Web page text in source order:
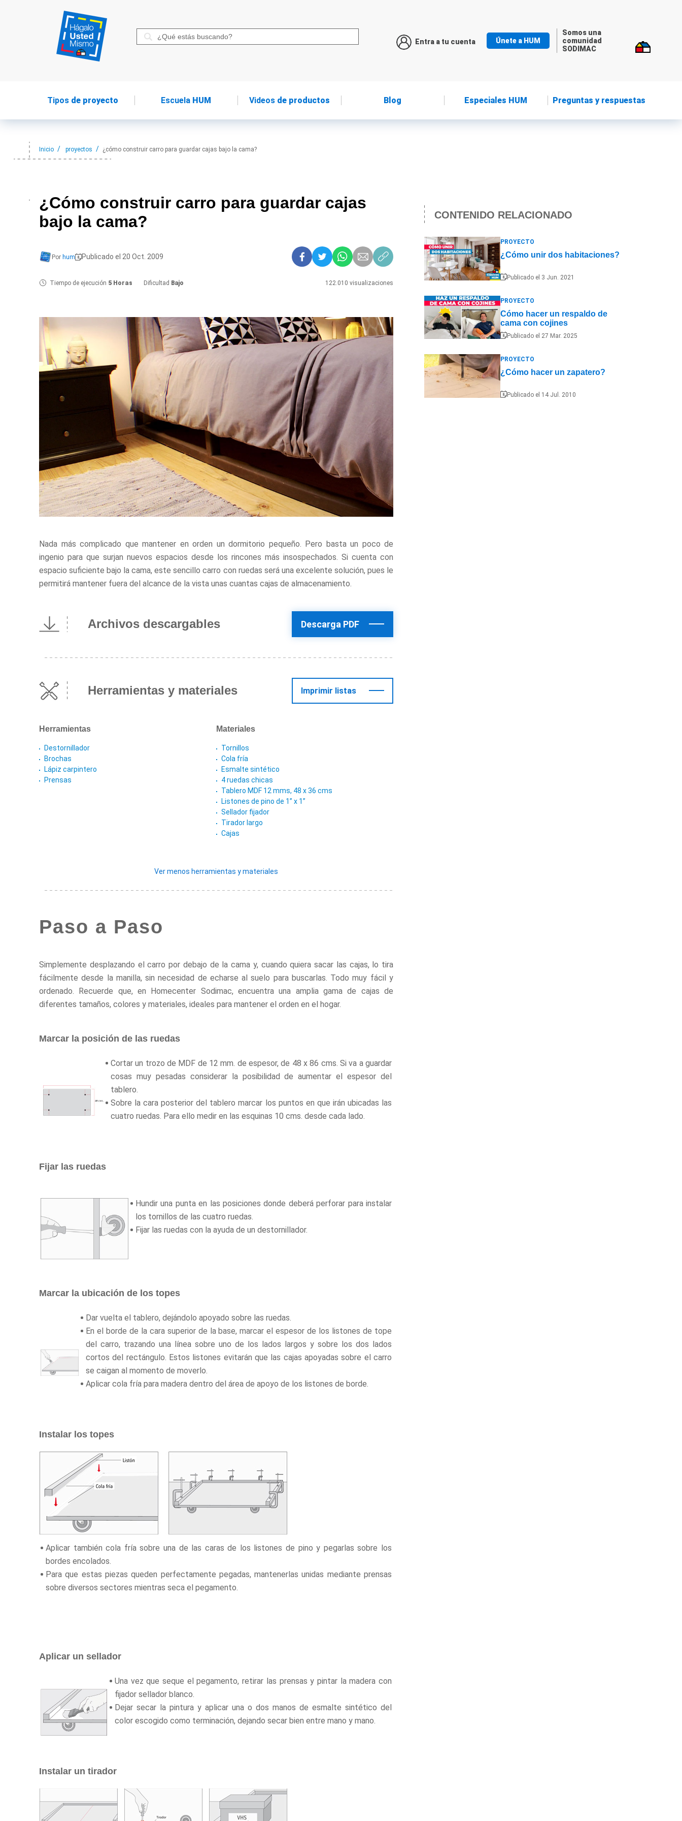
Entra a tu cuenta Únete a HUM
Somos una
comunidad
SODIMAC
Tipos de proyecto Escuela HUM Videosde productos Blog Especiales HUM Preguntas y respuestas
Inicio proyectos ¿cómo construir carro para guardar cajas bajo la cama?
¿Cómo construir carro para guardar cajas
bajo la cama?
Por hum Publicado el 20 Oct. 2009
Tiempo de ejecución 5 Horas Dificultad Bajo 122.010 visualizaciones
Nada más complicado que mantener en orden un dormitorio pequeño. Pero basta un poco de
ingenio para que surjan nuevos espacios desde los rincones más insospechados. Si cuenta con
espacio suficiente bajo la cama, este sencillo carro con ruedas será una excelente solución, pues le
permitirá mantener fuera del alcance de la vista unas cuantas cajas de almacenamiento.
Archivos descargables Descarga PDF
Herramientas y materiales Imprimir listas
Herramientas
Destornillador
Brochas
Lápiz carpintero
Prensas
Materiales
Tornillos
Cola fría
Esmalte sintético
4 ruedas chicas
Tablero MDF 12 mms, 48 x 36 cms
Listones de pino de 1” x 1”
Sellador fijador
Tirador largo
Cajas
Ver menos herramientas y materiales
Paso a Paso
Simplemente desplazando el carro por debajo de la cama y, cuando quiera sacar las cajas, lo tira
fácilmente desde la manilla, sin necesidad de echarse al suelo para buscarlas. Todo muy fácil y
ordenado. Recuerde que, en Homecenter Sodimac, encuentra una amplia gama de cajas de
diferentes tamaños, colores y materiales, ideales para mantener el orden en el hogar.
Marcar la posición de las ruedas
Cortar un trozo de MDF de 12 mm. de espesor, de 48 x 86 cms. Si va a guardar
cosas muy pesadas considerar la posibilidad de aumentar el espesor del
tablero.
Sobre la cara posterior del tablero marcar los puntos en que irán ubicadas las
cuatro ruedas. Para ello medir en las esquinas 10 cms. desde cada lado.
Fijar las ruedas
Hundir una punta en las posiciones donde deberá perforar para instalar
los tornillos de las cuatro ruedas.
Fijar las ruedas con la ayuda de un destornillador.
Marcar la ubicación de los topes
Dar vuelta el tablero, dejándolo apoyado sobre las ruedas.
En el borde de la cara superior de la base, marcar el espesor de los listones de tope
del carro, trazando una línea sobre uno de los lados largos y sobre los dos lados
cortos del rectángulo. Estos listones evitarán que las cajas apoyadas sobre el carro
se caigan al momento de moverlo.
Aplicar cola fría para madera dentro del área de apoyo de los listones de borde.
Instalar los topes
Aplicar también cola fría sobre una de las caras de los listones de pino y pegarlas sobre los
bordes encolados.
Para que estas piezas queden perfectamente pegadas, mantenerlas unidas mediante prensas
sobre diversos sectores mientras seca el pegamento.
Aplicar un sellador
Una vez que seque el pegamento, retirar las prensas y pintar la madera con
fijador sellador blanco.
Dejar secar la pintura y aplicar una o dos manos de esmalte sintético del
color escogido como terminación, dejando secar bien entre mano y mano.
Instalar un tirador
CONTENIDO RELACIONADO
PROYECTO
¿Cómo unir dos habitaciones?
Publicado el 3 Jun. 2021
PROYECTO
Cómo hacer un respaldo de
cama con cojines
Publicado el 27 Mar. 2025
PROYECTO
¿Cómo hacer un zapatero?
Publicado el 14 Jul. 2010